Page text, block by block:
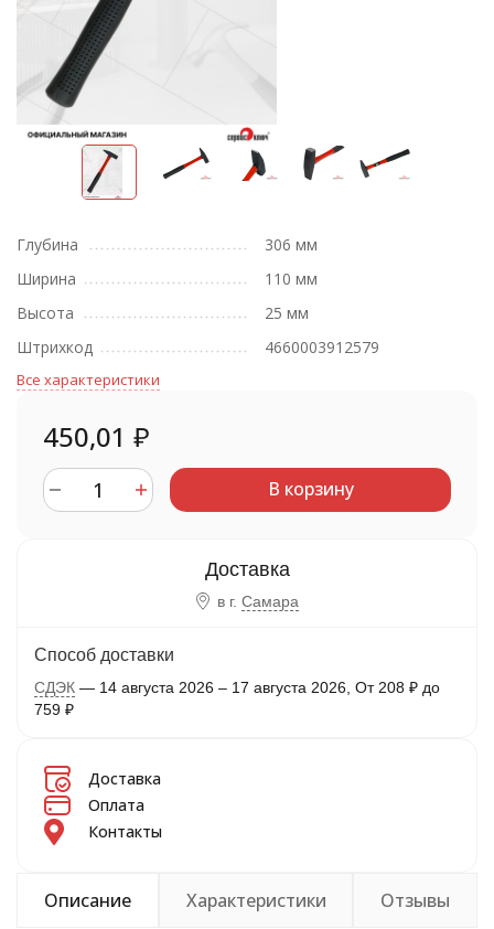
Глубина
306 мм
Ширина
110 мм
Высота
25 мм
Штрихкод
4660003912579
Все характеристики
450,01 ₽
В корзину
в г. Самара
Способ доставки
СДЭК 14 августа 2026 – 17 августа 2026 От 208 ₽ до
759 ₽
Доставка
Оплата
Контакты
Описание Характеристики Отзывы